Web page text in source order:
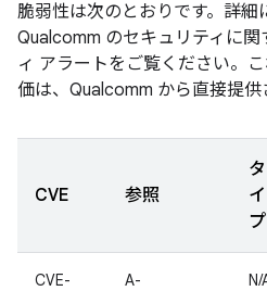
脆弱性は次のとおりです。詳細
Qualcomm のセキュリティに
ィ アラートをご覧ください。
価は、Qualcomm から直接提供
CVE 参照
タ
イ
プ
CVE-
A-
N/